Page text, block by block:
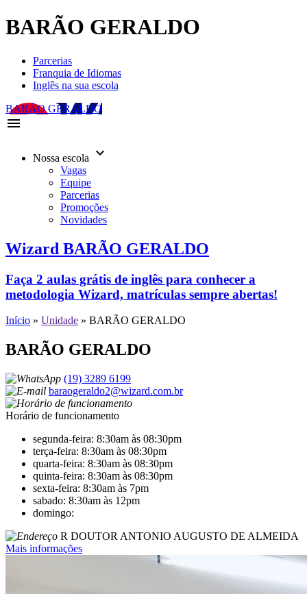
BARÃO GERALDO
Parcerias
Franquia de Idiomas
Inglês na sua escola
BARÃO GERALDO
menu
Nossa escola keyboard_arrow_down
Vagas
Equipe
Parcerias
Promoções
Novidades
Wizard BARÃO GERALDO
Faça 2 aulas grátis de inglês para conhecer a
metodologia Wizard, matrículas sempre abertas!
Início » Unidade » BARÃO GERALDO
BARÃO GERALDO
(19) 3289 6199
baraogeraldo2@wizard.com.br
Horário de funcionamento
segunda-feira: 8:30am às 08:30pm
terça-feira: 8:30am às 08:30pm
quarta-feira: 8:30am às 08:30pm
quinta-feira: 8:30am às 08:30pm
sexta-feira: 8:30am às 7pm
sabado: 8:30am às 12pm
domingo:
R DOUTOR ANTONIO AUGUSTO DE ALMEIDA
Mais informações